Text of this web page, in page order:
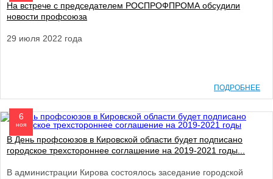
На встрече с председателем РОСПРОФПРОМА обсудили
новости профсоюза
29 июля 2022 года
ПОДРОБНЕЕ
6
ноя
В День профсоюзов в Кировской области будет подписано
городское трехстороннее соглашение на 2019-2021 годы...
В администрации Кирова состоялось заседание городской